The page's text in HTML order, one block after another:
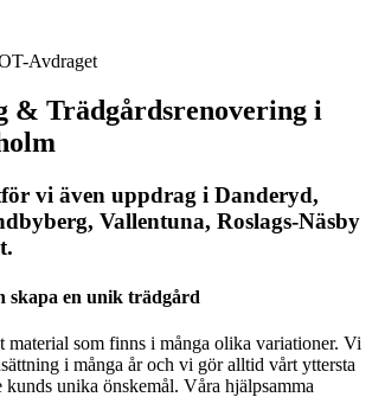
Avdraget
& Trädgårdsrenovering i
vi även uppdrag i Danderyd,
Vallentuna, Roslags-Näsby
skapa en unik trädgård
material som finns i många olika variationer. Vi
i många år och vi gör alltid vårt yttersta
unika önskemål. Våra hjälpsamma